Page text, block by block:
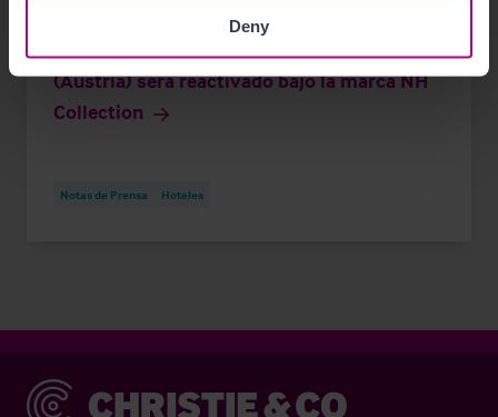
Deny
El Grand Hotel Europa de Innsbruck
(Austria) será reactivado bajo la marca NH
Collection
Notas de Prensa Hoteles
Christie & Co